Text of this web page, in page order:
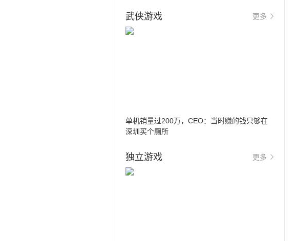
武侠游戏 更多
单机销量过200万，CEO：当时赚的钱只够在
深圳买个厕所
独立游戏 更多